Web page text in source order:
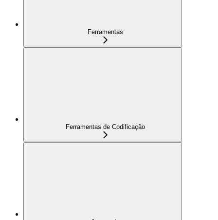
Ferramentas
Ferramentas de Codificação